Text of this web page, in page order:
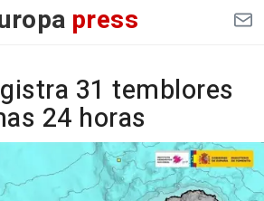
press
31 temblores
24 horas